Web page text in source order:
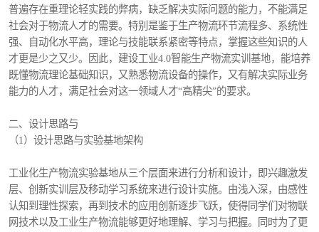
普遍存在重理论轻实践的弊病，缺乏解决实际问题的能力，不能满足
社会对于物流人才的需要。特别是鉴于生产物流环节流程多、系统性
强、自动化水平高，理论与技能联系紧密等特点，掌握这些知识的人
才更是少之又少。因此，建设工业4.0智能生产物流实训基地，能培养
既懂物流理论基础知识，又熟悉物流设备的操作，又有解决实际业务
能力的人才，满足社会对这一领域人才“高精尖”的要求。
二、设计思路与
（1）设计思路与实验基地架构
工业化生产物流实验基地从三个层面来进行分析和设计，即兴趣激发
层、创新实训层及移动学习系统来进行设计实施。由浅入深，由感性
认知到理性探索，再到技术的应用创新逐步飞跃，使得同学们对物联
网技术以及工业生产物流能够更好地理解、学习与把握。同时为了更